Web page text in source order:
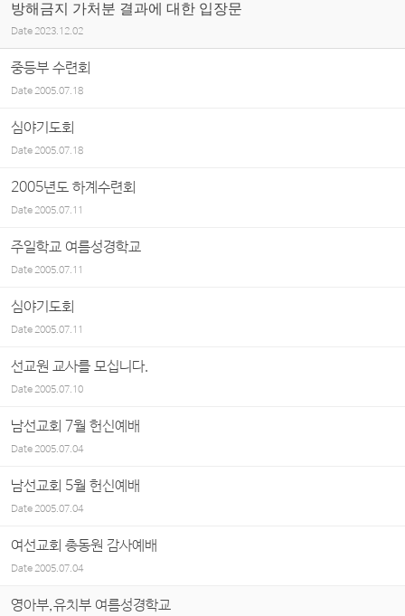
방해금지 가처분 결과에 대한 입장문
Date 2023.12.02
중등부 수련회
Date2005.07.18
심야기도회
Date2005.07.18
2005년도 하계수련회
Date2005.07.11
주일학교 여름성경학교
Date2005.07.11
심야기도회
Date2005.07.11
선교원 교사를 모십니다.
Date2005.07.10
남선교회 7월 헌신예배
Date2005.07.04
남선교회 5월 헌신예배
Date2005.07.04
여선교회 총동원 감사예배
Date2005.07.04
영아부,유치부 여름성경학교